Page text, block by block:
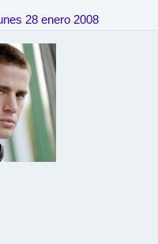
28 enero 2008